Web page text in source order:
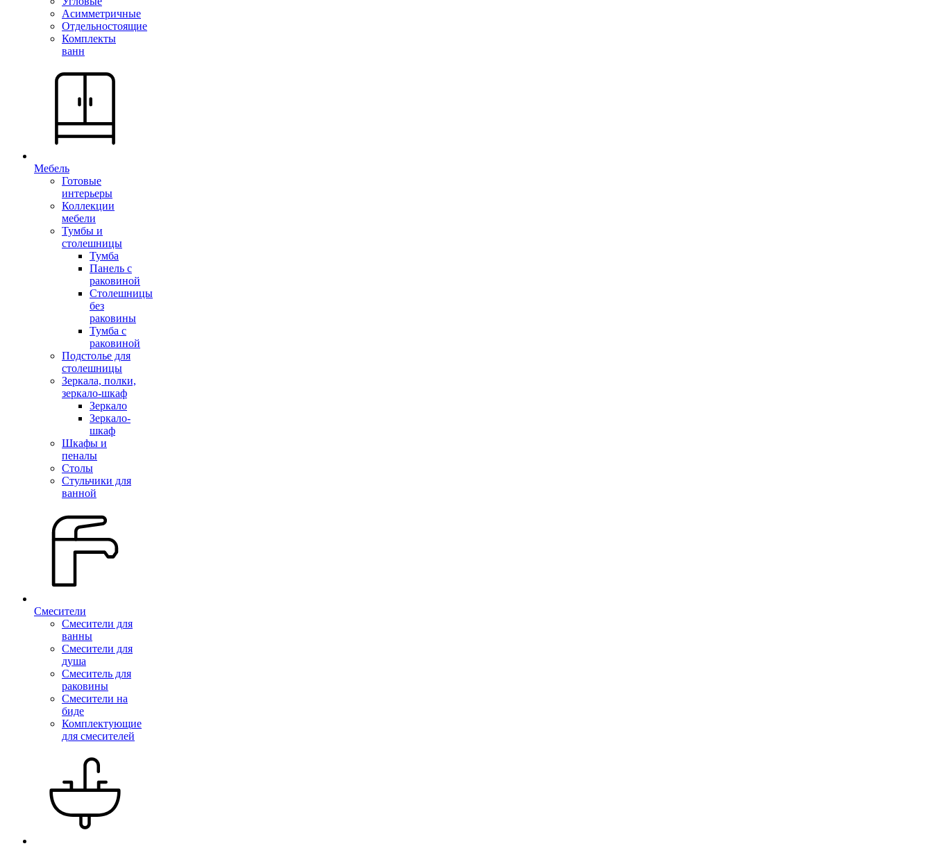
Асимметричные
Отдельностоящие
Комплекты
ванн
Мебель
Готовые
интерьеры
Коллекции
мебели
Тумбы и
столешницы
Тумба
Панель с
раковиной
Столешницы
без
раковины
Тумба с
раковиной
Подстолье для
столешницы
Зеркала, полки,
зеркало-шкаф
Зеркало
Зеркало-
шкаф
Шкафы и
пеналы
Столы
Стульчики для
ванной
Смесители
Смесители для
ванны
Смесители для
душа
Смеситель для
раковины
Смесители на
биде
Комплектующие
для смесителей